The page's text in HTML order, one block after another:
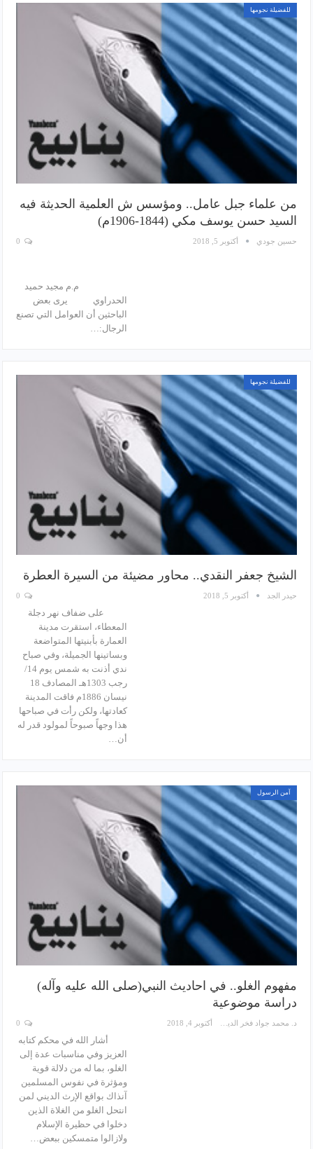
للفضيلة نجومها
من علماء جبل عامل.. ومؤسس ش العلمية الحديثة فيه
السيد حسن يوسف مكي (1844-1906م)
حسين جودي أكتوبر 5, 2018
م.م مجيد حميد
الحدراوي يرى بعض
الباحثين أن العوامل التي تصنع
الرجال:…
للفضيلة نجومها
الشيخ جعفر النقدي.. محاور مضيئة من السيرة العطرة
حيدر الجد أكتوبر 5, 2018
على ضفاف نهر دجلة
المعطاء، استقرت مدينة
العمارة بأبنيتها المتواضعة
وبساتينها الجميلة، وفي صباح
ندي أذنت به شمس يوم 14/
رجب 1303هـ المصادف 18
نيسان 1886م فاقت المدينة
كعادتها، ولكن رأت في صباحها
هذا وجهاً صبوحاً لمولود قدر له
أن…
آمن الرسول
مفهوم الغلو.. في احاديث النبي(صلى الله عليه وآله)
دراسة موضوعية
أكتوبر 4, 2018
أشار الله في محكم كتابه
العزيز وفي مناسبات عدة إلى
الغلو، بما له من دلالة قوية
ومؤثرة في نفوس المسلمين
آنذاك بواقع الإرث الديني لمن
انتحل الغلو من الغلاة الذين
دخلوا في حظيرة الإسلام
ولازالوا متمسكين ببعض…